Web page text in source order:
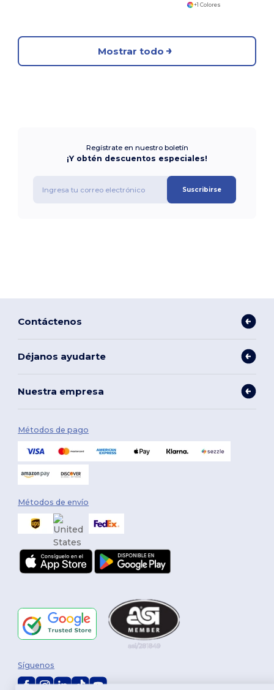
+1 Colores
Mostrar todo
Regístrate en nuestro boletín
¡Y obtén descuentos especiales!
Suscribirse
Contáctenos
Déjanos ayudarte
Nuestra empresa
Métodos de pago
Métodos de envío
Síguenos